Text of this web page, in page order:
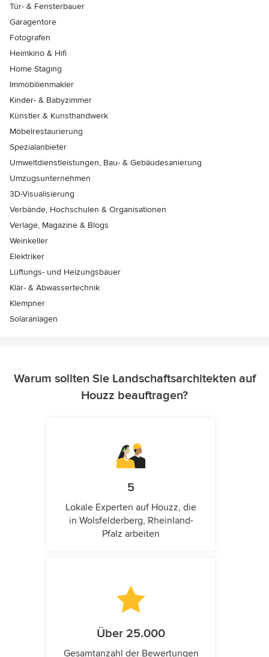
Tür- & Fensterbauer
Garagentore
Fotografen
Heimkino & Hifi
Home Staging
Immobilienmakler
Kinder- & Babyzimmer
Künstler & Kunsthandwerk
Möbelrestaurierung
Spezialanbieter
Umweltdienstleistungen, Bau- & Gebäudesanierung
Umzugsunternehmen
3D-Visualisierung
Verbände, Hochschulen & Organisationen
Verlage, Magazine & Blogs
Weinkeller
Elektriker
Lüftungs- und Heizungsbauer
Klär- & Abwassertechnik
Klempner
Solaranlagen
Warum sollten Sie Landschaftsarchitekten auf
Houzz beauftragen?
5
Lokale Experten auf Houzz, die
in Wolsfelderberg, Rheinland-
Pfalz arbeiten
Über 25.000
Gesamtanzahl der Bewertungen